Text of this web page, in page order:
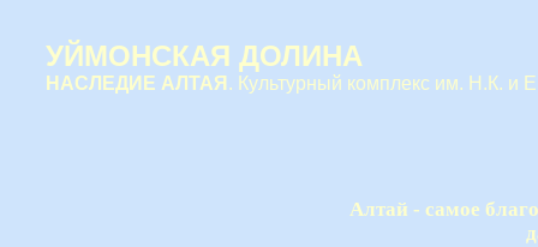
УЙМОНСКАЯ ДОЛИНА
НАСЛЕДИЕ АЛТАЯ . Культурный комплекс им. Н.К. и
Алтай - самое